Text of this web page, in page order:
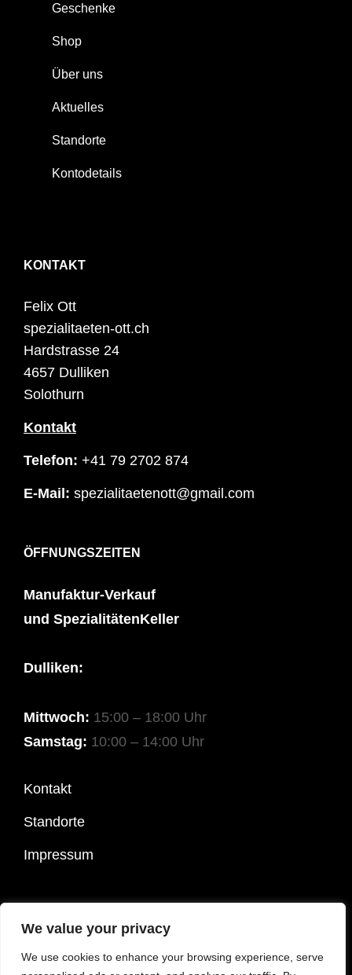
We value your privacy
We use cookies to enhance your browsing experience, serve
Geschenke
Shop
Über uns
Aktuelles
Standorte
Kontodetails
KONTAKT
Felix Ott
spezialitaeten-ott.ch
Hardstrasse 24
4657 Dulliken
Solothurn
Kontakt
Telefon: +41 79 2702 874
E-Mail: spezialitaetenott@gmail.com
ÖFFNUNGSZEITEN
Manufaktur-Verkauf
und SpezialitätenKeller
Dulliken:
Mittwoch: 15:00 – 18:00 Uhr
Samstag: 10:00 – 14:00 Uhr
Kontakt
Standorte
Impressum
COPYRIGHT © 2026
DARK BYCATCH THEMES